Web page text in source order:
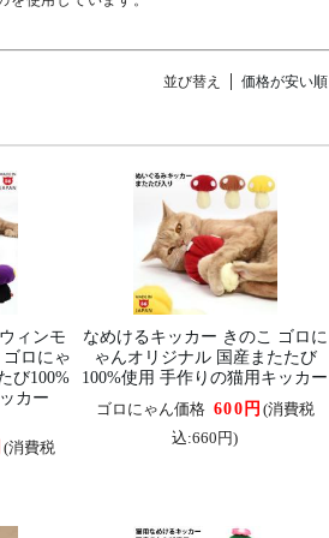
並び替え 価格が安い順
ィンモ
ロにゃ
び100%
カー
(消費税
なめけるキッカー きのこ ゴロに
ゃんオリジナル 国産またたび
100%使用 手作りの猫用キッカー
ゴロにゃん価格 600円 (消費税
込:660円)